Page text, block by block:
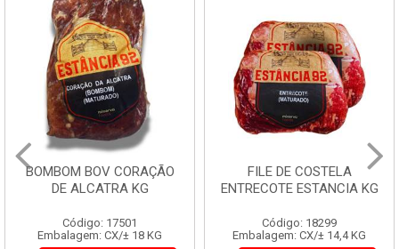
BOMBOM BOV CORAÇÃO
DE ALCATRA KG
Código: 17501
Embalagem: CX/± 18 KG
FILE DE COSTELA
ENTRECOTE ESTANCIA KG
Código: 18299
Embalagem: CX/± 14,4 KG